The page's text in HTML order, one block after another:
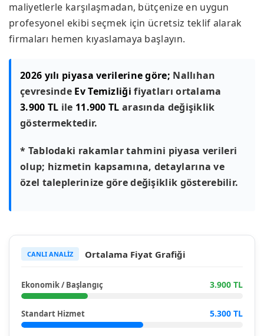
maliyetlerle karşılaşmadan, bütçenize en uygun
profesyonel ekibi seçmek için ücretsiz teklif alarak
firmaları hemen kıyaslamaya başlayın.
2026 yılı piyasa verilerine göre; Nallıhan
çevresinde Ev Temizliği fiyatları ortalama
3.900 TL ile 11.900 TL arasında değişiklik
göstermektedir.
* Tablodaki rakamlar tahmini piyasa verileri
olup; hizmetin kapsamına, detaylarına ve
özel taleplerinize göre değişiklik gösterebilir.
CANLI ANALİZ Ortalama Fiyat Grafiği
Ekonomik / Başlangıç 3.900 TL
Standart Hizmet 5.300 TL